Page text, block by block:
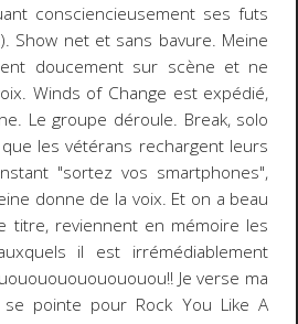
consciencieusement ses futs
Show net et sans bavure. Meine
doucement sur scène et ne
Winds of Change est expédié,
Le groupe déroule. Break, solo
les vétérans rechargent leurs
"sortez vos smartphones",
donne de la voix. Et on a beau
titre, reviennent en mémoire les
il est irrémédiablement
Je verse ma
se pointe pour Rock You Like A